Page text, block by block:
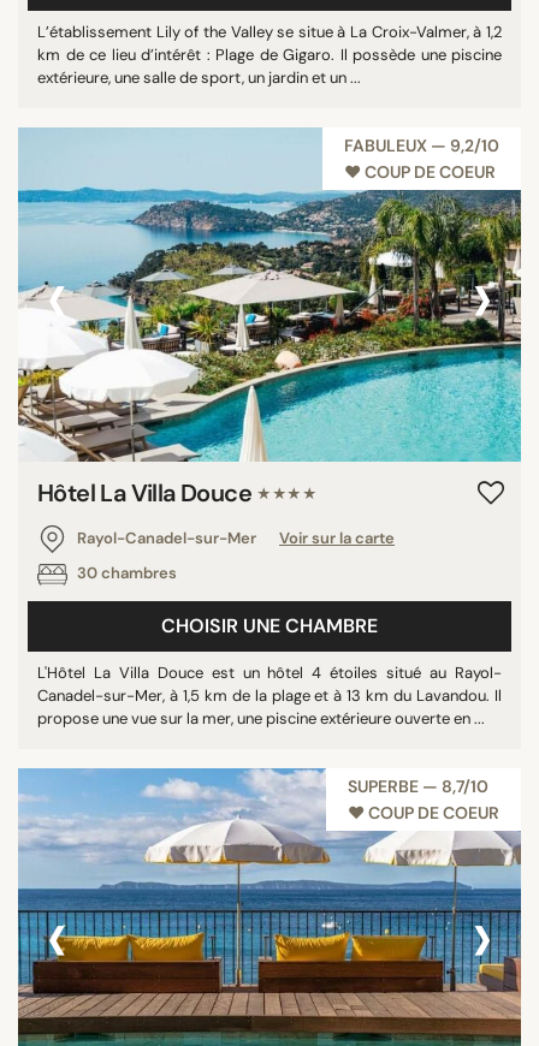
L’établissement Lily of the Valley se situe à La Croix-Valmer, à 1,2
km de ce lieu d’intérêt : Plage de Gigaro. Il possède une piscine
extérieure, une salle de sport, un jardin et un ...
FABULEUX — 9,2/10
♥︎ COUP DE COEUR
‹ ›
Hôtel La Villa Douce ★★★★
Rayol-Canadel-sur-Mer
Voir sur la carte
30 chambres
CHOISIR UNE CHAMBRE
L'Hôtel La Villa Douce est un hôtel 4 étoiles situé au Rayol-
Canadel-sur-Mer, à 1,5 km de la plage et à 13 km du Lavandou. Il
propose une vue sur la mer, une piscine extérieure ouverte en ...
SUPERBE — 8,7/10
♥︎ COUP DE COEUR
‹ ›